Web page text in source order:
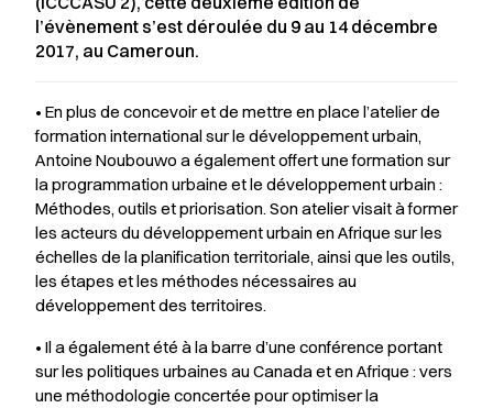
l’évènement s’est déroulée du 9 au 14 décembre
2017, au Cameroun.
• En plus de concevoir et de mettre en place l’atelier de
formation international sur le développement urbain,
Antoine Noubouwo a également offert une formation sur
la programmation urbaine et le développement urbain :
Méthodes, outils et priorisation. Son atelier visait à former
les acteurs du développement urbain en Afrique sur les
échelles de la planification territoriale, ainsi que les outils,
les étapes et les méthodes nécessaires au
développement des territoires.
• Il a également été à la barre d’une conférence portant
sur les politiques urbaines au Canada et en Afrique : vers
une méthodologie concertée pour optimiser la